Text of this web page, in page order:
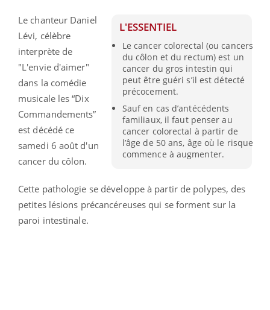
L'ESSENTIEL
Le cancer colorectal (ou cancers
du côlon et du rectum) est un
cancer du gros intestin qui
peut être guéri s’il est détecté
précocement.
Sauf en cas d’antécédents
familiaux, il faut penser au
cancer colorectal à partir de
l’âge de 50 ans, âge où le risque
commence à augmenter.
Le chanteur Daniel
Lévi, célèbre
interprète de
"L'envie d'aimer"
dans la comédie
musicale les “Dix
Commandements”
est décédé ce
samedi 6 août d'un
cancer du côlon.
Cette pathologie se développe à partir de polypes, des
petites lésions précancéreuses qui se forment sur la
paroi intestinale.